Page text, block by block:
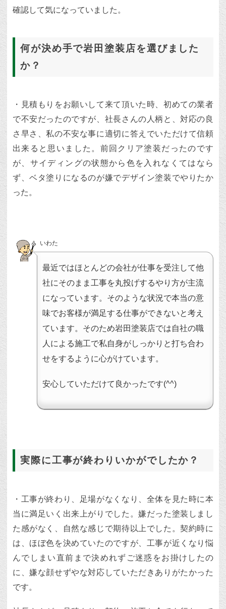
確認して気になっていました。
何が決め手で岩田塗装店を選びました
か？
・見積もりをお願いして来て頂いた時、初めての業者
で不安だったのですが、社長さんの人柄と、対応の良
さ早さ、私の不安な事に適切に答えでいただけて信頼
出来ると思いました。前回クリア塗装だったのです
が、サイディングの状態から色を入れなくてはなら
ず、ベタ塗りになるのが嫌でデザイン塗装でやりたか
った。
いわた
最近ではほとんどの会社が仕事を受注して他
社にそのまま工事を丸投げするやり方が主流
になっています。そのような状況で本当の意
味でお客様が満足する仕事ができないと考え
ています。そのため岩田塗装店では自社の職
人による施工で私自身がしっかりと打ち合わ
せをするように心がけています。
安心していただけて良かったです(^^)
実際に工事が終わりいかがでしたか？
・工事が終わり、足場がなくなり、全体を見た時に本
当に満足いく出来上がりでした。嫌だった塗装しまし
た感がなく、自然な感じで期待以上でした。契約時に
は、ほぼ色を決めていたのですが、工事が近くなり悩
んでしまい直前まで決めれずご迷惑をお掛けしたの
に、嫌な顔せずやな対応していただきありがたかった
です。